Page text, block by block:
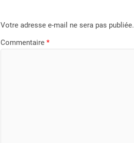
Votre adresse e-mail ne sera pas publiée.
Commentaire*